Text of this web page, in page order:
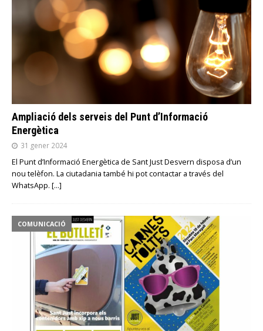
Ampliació dels serveis del Punt d’Informació
Energètica
31 gener 2024
El Punt d’Informació Energètica de Sant Just Desvern disposa d’un
nou telèfon. La ciutadania també hi pot contactar a través del
WhatsApp. […]
COMUNICACIÓ